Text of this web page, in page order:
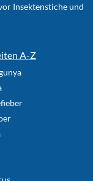
Insektenstiche und
A-Z